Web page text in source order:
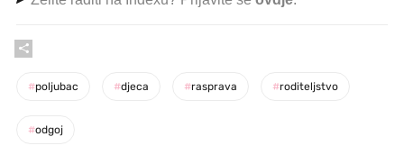
#poljubac #djeca #rasprava #roditeljstvo
#odgoj